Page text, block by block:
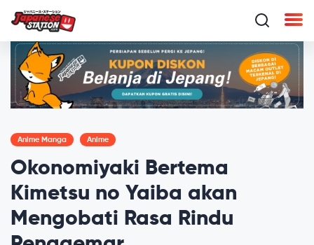
Anime Manga Anime
Okonomiyaki Bertema
Kimetsu no Yaiba akan
Mengobati Rasa Rindu